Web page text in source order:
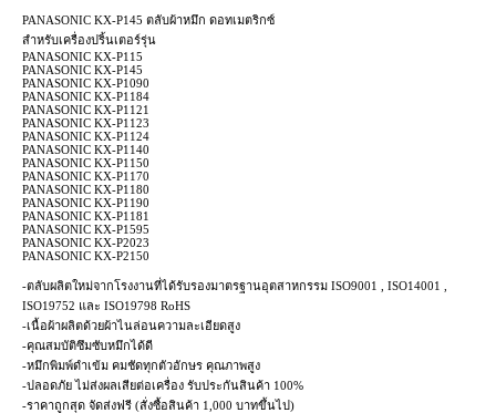
PANASONIC KX-P145 ตลับผ้าหมึก ดอทเมตริกซ์
สำหรับเครื่องปริ้นเตอร์รุ่น
PANASONIC KX-P115
PANASONIC KX-P145
PANASONIC KX-P1090
PANASONIC KX-P1184
PANASONIC KX-P1121
PANASONIC KX-P1123
PANASONIC KX-P1124
PANASONIC KX-P1140
PANASONIC KX-P1150
PANASONIC KX-P1170
PANASONIC KX-P1180
PANASONIC KX-P1190
PANASONIC KX-P1181
PANASONIC KX-P1595
PANASONIC KX-P2023
PANASONIC KX-P2150
-ตลับผลิตใหม่จากโรงงานที่ได้รับรองมาตรฐานอุตสาหกรรม ISO9001 , ISO14001 ,
ISO19752 และ ISO19798 RoHS
-เนื้อผ้าผลิตด้วยผ้าไนล่อนความละเอียดสูง
-คุณสมบัติซึมซับหมึกได้ดี
-หมึกพิมพ์ดำเข้ม คมชัดทุกตัวอักษร คุณภาพสูง
-ปลอดภัย ไม่ส่งผลเสียต่อเครื่อง รับประกันสินค้า 100%
-ราคาถูกสุด จัดส่งฟรี (สั่งซื้อสินค้า 1,000 บาทขึ้นไป)